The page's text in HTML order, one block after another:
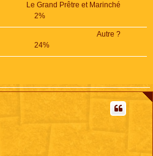
Le Grand Prêtre et Marinché
2%
Autre ?
24%